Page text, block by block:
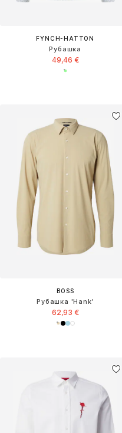
FYNCH-HATTON
Рубашка
49,46 €
BOSS
Рубашка 'Hank'
62,93 €